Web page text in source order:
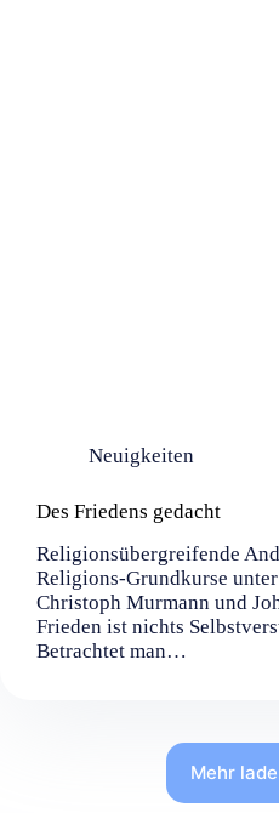
Neuigkeiten
Des Friedens gedacht
Religionsübergreifende
Religions-Grundkurse
Christoph Murmann und
Frieden ist nichts
Betrachtet man…
Mehr